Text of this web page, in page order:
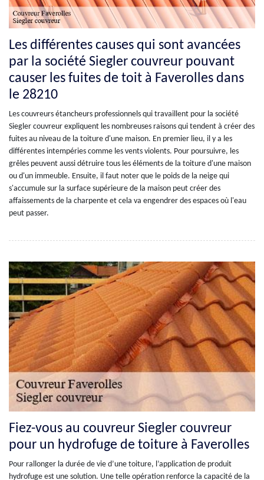
Les différentes causes qui sont avancées
par la société Siegler couvreur pouvant
causer les fuites de toit à Faverolles dans
le 28210
Les couvreurs étancheurs professionnels qui travaillent pour la société
Siegler couvreur expliquent les nombreuses raisons qui tendent à créer des
fuites au niveau de la toiture d'une maison. En premier lieu, il y a les
différentes intempéries comme les vents violents. Pour poursuivre, les
grêles peuvent aussi détruire tous les éléments de la toiture d'une maison
ou d'un immeuble. Ensuite, il faut noter que le poids de la neige qui
s'accumule sur la surface supérieure de la maison peut créer des
affaissements de la charpente et cela va engendrer des espaces où l'eau
peut passer.
Fiez-vous au couvreur Siegler couvreur
pour un hydrofuge de toiture à Faverolles
Pour rallonger la durée de vie d’une toiture, l’application de produit
hydrofuge est une solution. Une telle opération renforce la capacité de la